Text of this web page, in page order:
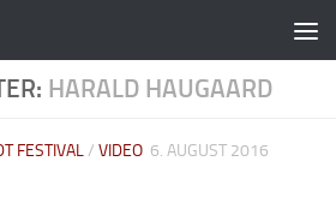
HARALD HAUGAARD
FESTIVAL/ VIDEO 6. AUGUST 2016